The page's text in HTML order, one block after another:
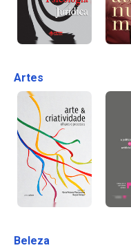
Artes
Beleza